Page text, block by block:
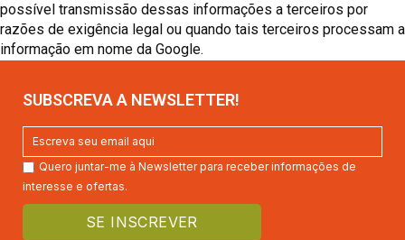
possível transmissão dessas informações a terceiros por
razões de exigência legal ou quando tais terceiros processam a
informação em nome da Google.
SUBSCREVA A NEWSLETTER!
Quero juntar-me à Newsletter para receber informações de
interesse e ofertas.